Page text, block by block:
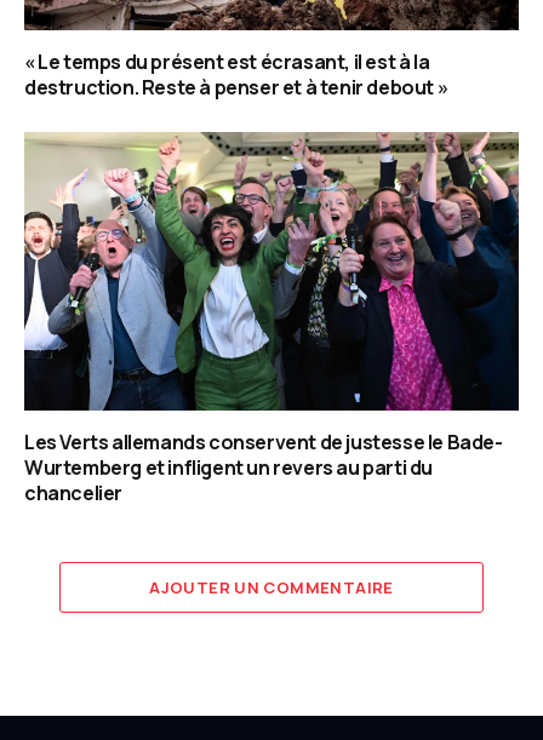
« Le temps du présent est écrasant, il est à la
destruction. Reste à penser et à tenir debout »
Les Verts allemands conservent de justesse le Bade-
Wurtemberg et infligent un revers au parti du
chancelier
AJOUTER UN COMMENTAIRE